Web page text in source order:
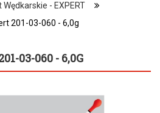
- EXPERT
201-03-060 - 6,0g
03-060 - 6,0G